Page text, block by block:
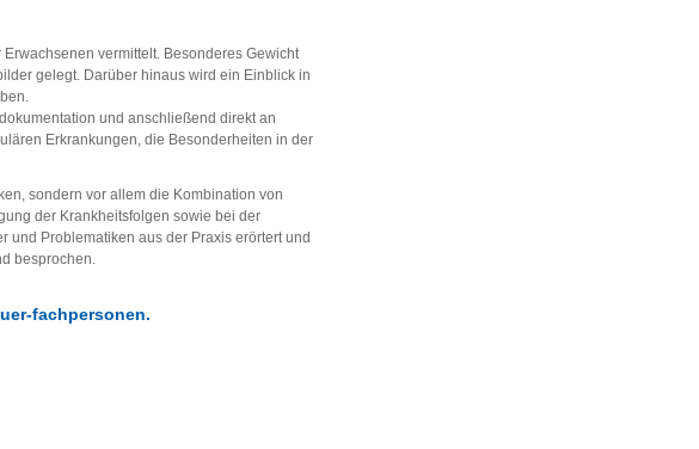
vermittelt. Besonderes Gewicht
gelegt. Darüber hinaus wird ein Einblick in
und anschließend direkt an
Erkrankungen, die Besonderheiten in der
sondern vor allem die Kombination von
der Krankheitsfolgen sowie bei der
und Problematiken aus der Praxis erörtert und
besprochen.
fachpersonen.